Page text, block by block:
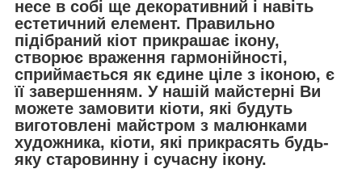
несе в собі ще декоративний і навіть
естетичний елемент. Правильно
підібраний кіот прикрашає ікону,
створює враження гармонійності,
сприймається як єдине ціле з іконою, є
її завершенням. У нашій майстерні Ви
можете замовити кіоти, які будуть
виготовлені майстром з малюнками
художника, кіоти, які прикрасять будь-
яку старовинну і сучасну ікону.